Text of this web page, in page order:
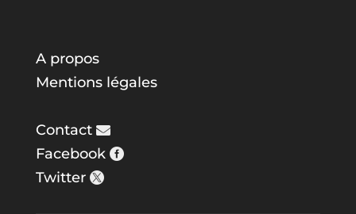
A propos
Mentions légales
Contact
Facebook
Twitter